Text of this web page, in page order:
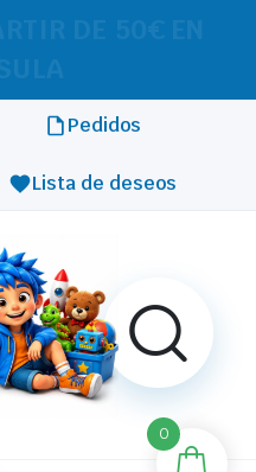
Pedidos
Lista de deseos
0